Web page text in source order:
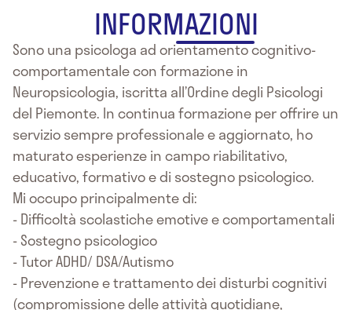
INFORMAZIONI
Sono una psicologa ad orientamento cognitivo-
comportamentale con formazione in
Neuropsicologia, iscritta all’Ordine degli Psicologi
del Piemonte. In continua formazione per offrire un
servizio sempre professionale e aggiornato, ho
maturato esperienze in campo riabilitativo,
educativo, formativo e di sostegno psicologico.
Mi occupo principalmente di:
- Difficoltà scolastiche emotive e comportamentali
- Sostegno psicologico
- Tutor ADHD/ DSA/Autismo
- Prevenzione e trattamento dei disturbi cognitivi
(compromissione delle attività quotidiane,